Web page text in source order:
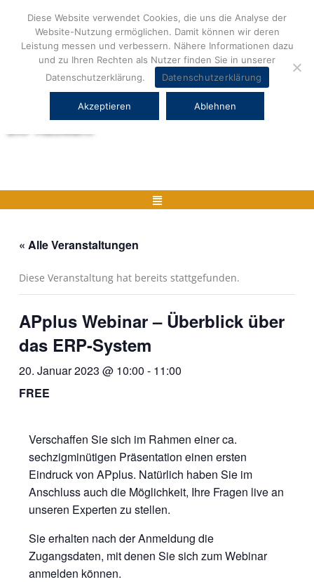
springen
Herstellerneutrale ERP Beratung und
Menü
« Alle Veranstaltungen
Diese Veranstaltung hat bereits stattgefunden.
APplus Webinar – Überblick über
das ERP-System
20. Januar 2023 @ 10:00 - 11:00
FREE
Verschaffen Sie sich im Rahmen einer ca.
sechzigminütigen Präsentation einen ersten
Eindruck von APplus. Natürlich haben Sie im
Anschluss auch die Möglichkeit, Ihre Fragen live an
unseren Experten zu stellen.
Sie erhalten nach der Anmeldung die
Zugangsdaten, mit denen Sie sich zum Webinar
anmelden können.
Diese Website verwendet Cookies, die uns die Analyse der
Website-Nutzung ermöglichen. Damit können wir deren
Leistung messen und verbessern. Nähere Informationen dazu
und zu Ihren Rechten als Nutzer finden Sie in unserer
Datenschutzerklärung.
Datenschutzerklärung
Akzeptieren Ablehnen